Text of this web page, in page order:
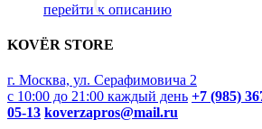
перейти к описанию
KOVËR STORE
г. Москва, ул. Серафимовича 2
с 10:00 до 21:00 каждый день +7 (985)
05-13 koverzapros@mail.ru